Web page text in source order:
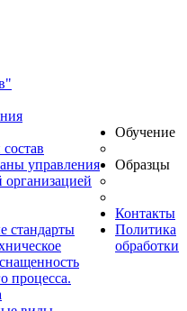
управления
организацией
стандарты
процесса.
Обучение
Образцы
Контакты
Политика
обработки